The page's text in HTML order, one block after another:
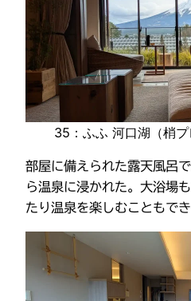
35：ふふ 河口湖（梢プ
部屋に備えられた露天風呂
ら温泉に浸かれた。大浴場
たり温泉を楽しむこともでき